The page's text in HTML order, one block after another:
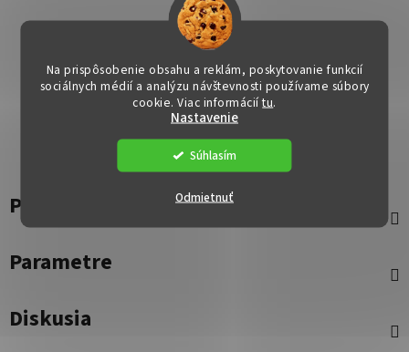
Na prispôsobenie obsahu a reklám, poskytovanie funkcií
sociálnych médií a analýzu návštevnosti používame súbory
cookie. Viac informáciítu.
Nastavenie
Odmietnuť
Súhlasím
Popis
Parametre
Diskusia